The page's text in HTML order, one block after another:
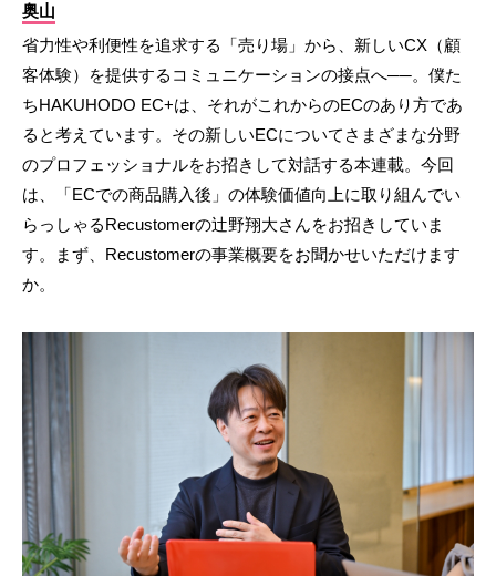
奥山
省力性や利便性を追求する「売り場」から、新しいCX（顧
客体験）を提供するコミュニケーションの接点へ──。僕た
ちHAKUHODO EC+は、それがこれからのECのあり方であ
ると考えています。その新しいECについてさまざまな分野
のプロフェッショナルをお招きして対話する本連載。今回
は、「ECでの商品購入後」の体験価値向上に取り組んでい
らっしゃるRecustomerの辻野翔大さんをお招きしていま
す。まず、Recustomerの事業概要をお聞かせいただけます
か。